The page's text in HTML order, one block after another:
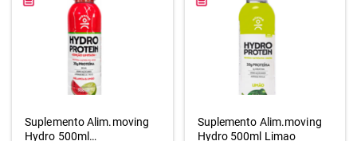
Suplemento Alim.moving
Hydro 500ml
Suplemento Alim.moving
Hydro 500ml Limao